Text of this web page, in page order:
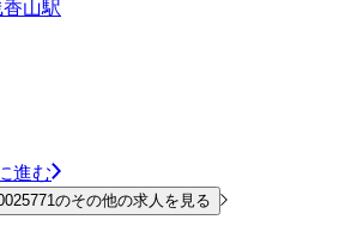
山駅
進む
のその他の求人を見る